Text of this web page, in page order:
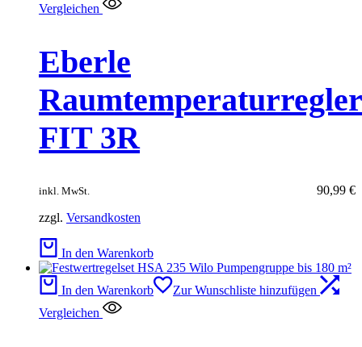
Vergleichen
Eberle
Raumtemperaturregler
FIT 3R
90,99 €
inkl. MwSt.
zzgl. Versandkosten
In den Warenkorb
In den Warenkorb
Zur Wunschliste hinzufügen
Vergleichen